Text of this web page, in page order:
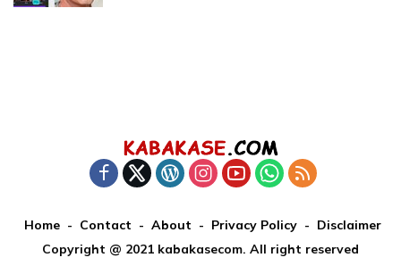
Home Contact About Privacy Policy
Disclaimer
Copyright @ 2021 kabakasecom. All right reserved